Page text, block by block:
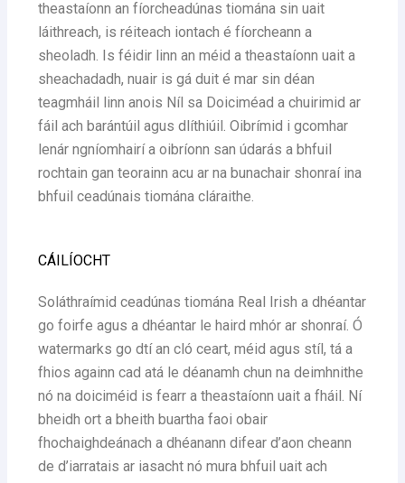
theastaíonn an fíorcheadúnas tiomána sin uait
láithreach, is réiteach iontach é fíorcheann a
sheoladh. Is féidir linn an méid a theastaíonn uait a
sheachadadh, nuair is gá duit é mar sin déan
teagmháil linn anois Níl sa Doiciméad a chuirimid ar
fáil ach barántúil agus dlíthiúil. Oibrímid i gcomhar
lenár ngníomhairí a oibríonn san údarás a bhfuil
rochtain gan teorainn acu ar na bunachair shonraí ina
bhfuil ceadúnais tiomána cláraithe.
CÁILÍOCHT
Soláthraímid ceadúnas tiomána Real Irish a dhéantar
go foirfe agus a dhéantar le haird mhór ar shonraí. Ó
watermarks go dtí an cló ceart, méid agus stíl, tá a
fhios againn cad atá le déanamh chun na deimhnithe
nó na doiciméid is fearr a theastaíonn uait a fháil. Ní
bheidh ort a bheith buartha faoi obair
fhochaighdeánach a dhéanann difear d’aon cheann
de d’iarratais ar iasacht nó mura bhfuil uait ach